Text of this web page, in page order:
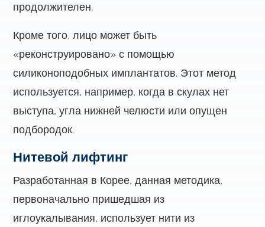
продолжителен.
Кроме того, лицо может быть
«реконструировано» с помощью
силиконоподобных имплантатов. Этот метод
используется, например, когда в скулах нет
выступа, угла нижней челюсти или опущен
подбородок.
Нитевой лифтинг
Разработанная в Корее, данная методика,
первоначально пришедшая из
иглоукалывания, использует нити из